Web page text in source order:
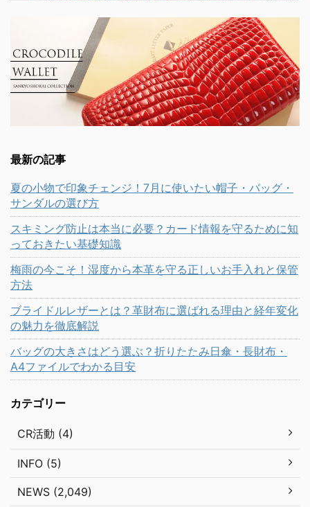
最新の記事
夏の小物で印象チェンジ！7月に使いたい帽子・バッグ・
サンダルの選び方
スキミング防止は本当に必要？カード情報を守るために知
っておきたい基礎知識
梅雨の今こそ！湿度から本革を守る正しいお手入れと保管
方法
ブライドルレザーとは？革財布に選ばれる理由と経年変化
の魅力を徹底解説
バッグの大きさはどう選ぶ？折りたたみ日傘・長財布・
A4ファイルでわかる目安
カテゴリー
CR活動 (4)
INFO (5)
NEWS (2,049)